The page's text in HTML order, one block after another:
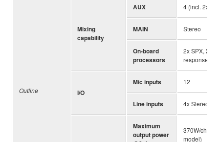
Outline
Mixing
capability
AUX 4 (incl. 2x
MAIN Stereo
On-board
processors
2x SPX, 2x
response
I/O
Mic inputs 12
Line inputs 4x Stereo
Maximum
output power
370W/ch
model)